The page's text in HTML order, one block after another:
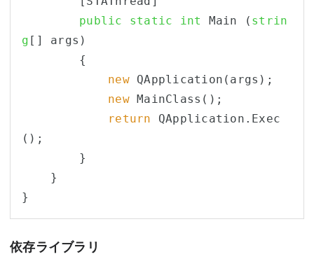
public
static int Main ( strin
g [] args)
new QApplication(args);
new MainClass();
return QApplication.Exec
();
依存ライブラリ